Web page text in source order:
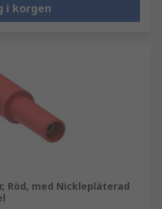
i korgen
Röd, med Nicklepläterad